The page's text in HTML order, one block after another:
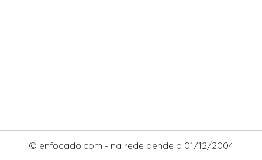
© enfocado.com - na rede dende o 01/12/2004